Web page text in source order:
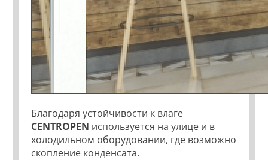
Благодаря устойчивости к влаге
CENTROPEN используется на улице и в
холодильном оборудовании, где возможно
скопление конденсата.